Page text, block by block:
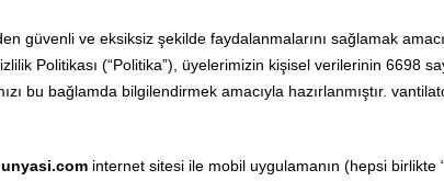
güvenli ve eksiksiz şekilde faydalanmalarını sağlamak
Politikası (“Politika”), üyelerimizin kişisel verilerinin 6698
bu bağlamda bilgilendirmek amacıyla hazırlanmıştır.
internet sitesi ile mobil uygulamanın (hepsi birlikte